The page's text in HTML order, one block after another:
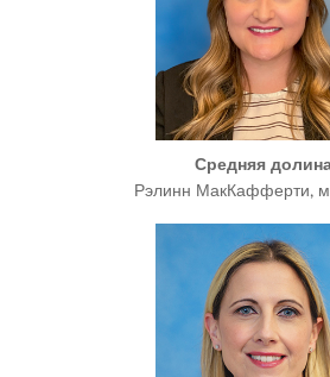
Средняя
Рэлинн МакКафферти,